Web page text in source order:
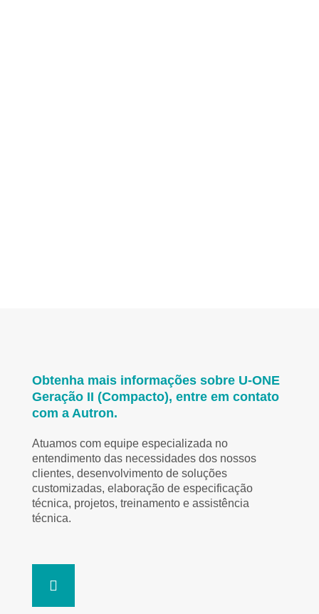
Obtenha mais informações sobre U-ONE
Geração II (Compacto), entre em contato
com a Autron.
Atuamos com equipe especializada no
entendimento das necessidades dos nossos
clientes, desenvolvimento de soluções
customizadas, elaboração de especificação
técnica, projetos, treinamento e assistência
técnica.